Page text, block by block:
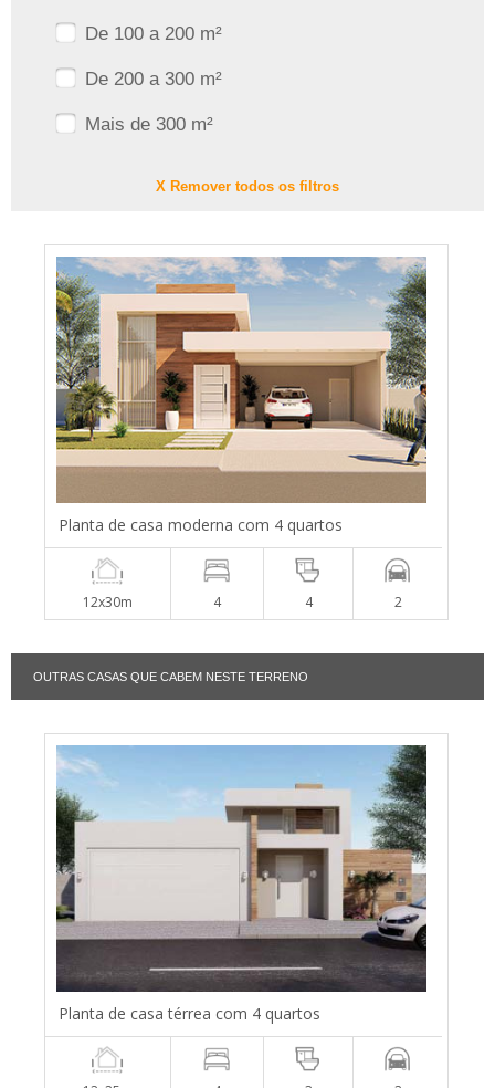
De 100 a 200 m²
De 200 a 300 m²
Mais de 300 m²
X Remover todos os filtros
Planta de casa moderna com 4 quartos
12x30m 4 4 2
OUTRAS CASAS QUE CABEM NESTE TERRENO
Planta de casa térrea com 4 quartos